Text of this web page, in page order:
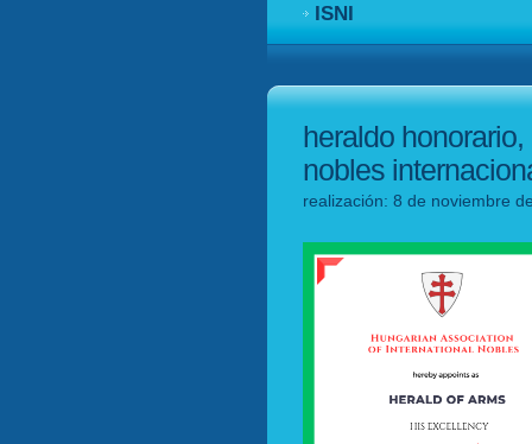
ISNI
heraldo
nobles
realización: 8 de noviembre